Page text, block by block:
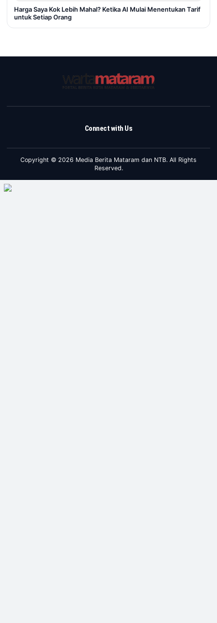
Harga Saya Kok Lebih Mahal? Ketika AI Mulai Menentukan Tarif
untuk Setiap Orang
Connect with Us
Copyright © 2026 Media Berita Mataram dan NTB. All Rights
Reserved.